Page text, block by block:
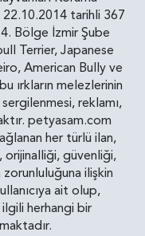
tarihli 367
4. Bölge İzmir Şube
Terrier, Japanese
American Bully ve
ırkların melezlerinin
reklamı,
petyasam.com
her türlü ilan,
güvenliği,
ilişkin
ait olup,
herhangi bir